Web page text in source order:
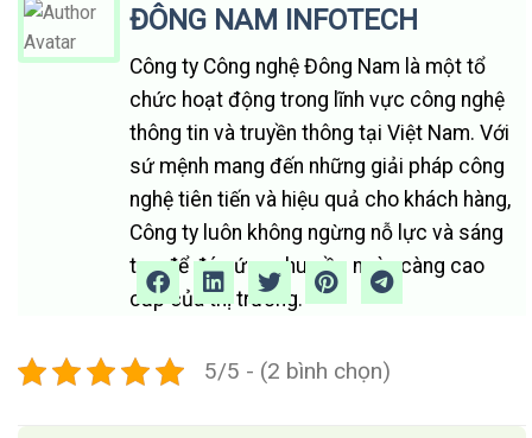
ĐÔNG NAM INFOTECH
Công ty Công nghệ Đông Nam là một tổ
chức hoạt động trong lĩnh vực công nghệ
thông tin và truyền thông tại Việt Nam. Với
sứ mệnh mang đến những giải pháp công
nghệ tiên tiến và hiệu quả cho khách hàng,
Công ty luôn không ngừng nỗ lực và sáng
tạo để đáp ứng nhu cầu ngày càng cao
cấp của thị trường.
5/5 - (2 bình chọn)